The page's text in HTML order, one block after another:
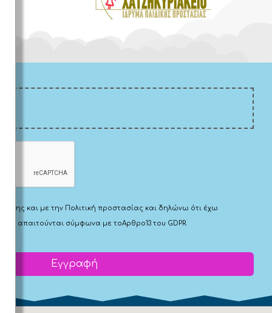
και με την Πολιτική προστασίας και δηλώνω ότι έχω
που απαιτούνται σύμφωνα με τοΑρθρο13 του GDPR.
Εγγραφή